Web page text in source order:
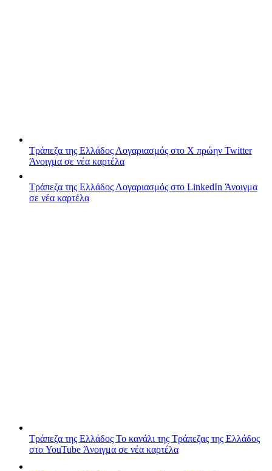
Τράπεζα της Ελλάδος Λογαριασμός στο X πρώην Twitter
Άνοιγμα σε νέα καρτέλα
Τράπεζα της Ελλάδος Λογαριασμός στο LinkedIn Άνοιγμα
σε νέα καρτέλα
Τράπεζα της Ελλάδος Το κανάλι της Τράπεζας της Ελλάδος
στο YouTube Άνοιγμα σε νέα καρτέλα